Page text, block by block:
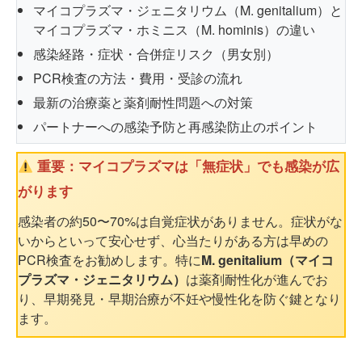
マイコプラズマ・ジェニタリウム（M. genitalium）と
マイコプラズマ・ホミニス（M. hominis）の違い
感染経路・症状・合併症リスク（男女別）
PCR検査の方法・費用・受診の流れ
最新の治療薬と薬剤耐性問題への対策
パートナーへの感染予防と再感染防止のポイント
重要：マイコプラズマは「無症状」でも感染が広
がります
感染者の約50〜70%は自覚症状がありません。症状がな
いからといって安心せず、心当たりがある方は早めの
PCR検査をお勧めします。特にM. genitalium（マイコ
プラズマ・ジェニタリウム） は薬剤耐性化が進んでお
り、早期発見・早期治療が不妊や慢性化を防ぐ鍵となり
ます。